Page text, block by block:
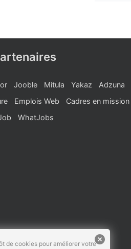
Jooble Mitula Yakaz Adzuna
Emplois Web Cadres en mission
WhatJobs
de cookies pour améliorer votre